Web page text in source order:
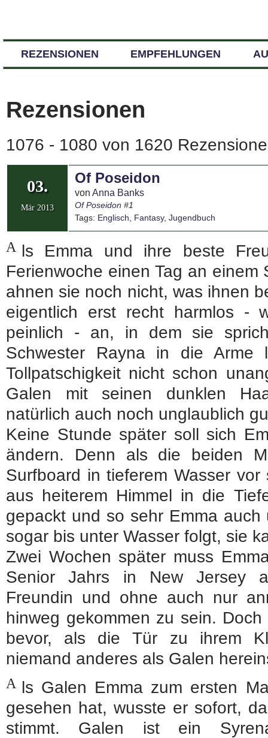
REZENSIONEN EMPFEHLUNGEN
Rezensionen
1076 - 1080 von 1620
03.
Mär 2013
Of Poseidon
von Anna Banks
Of Poseidon #1
Tags: Englisch, Fantasy, Jugendbuch
A ls Emma und ihre beste
Ferienwoche einen Tag an
ahnen sie noch nicht, was ihnen
eigentlich erst recht harmlos -
peinlich - an, in dem sie
Schwester Rayna in die Arme
Tollpatschigkeit nicht schon
Galen mit seinen dunklen
natürlich auch noch unglaublich
Keine Stunde später soll sich
ändern. Denn als die beiden
Surfboard in tieferem Wasser
aus heiterem Himmel in die
gepackt und so sehr Emma
sogar bis unter Wasser folgt, sie
Zwei Wochen später muss
Senior Jahrs in New Jersey
Freundin und ohne auch nur
hinweg gekommen zu sein.
bevor, als die Tür zu ihrem
niemand anderes als Galen
A ls Galen Emma zum ersten
gesehen hat, wusste er sofort,
stimmt. Galen ist ein